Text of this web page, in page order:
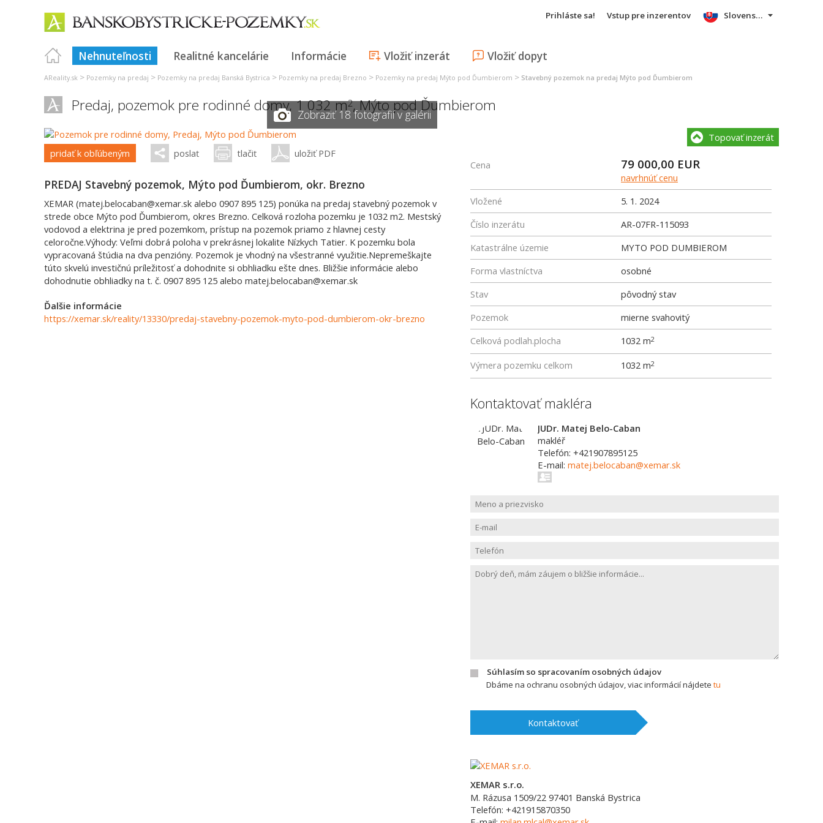
Prihláste sa! Vstup pre inzerentov
Nehnuteľnosti Realitné kancelárie Informácie Vložiť inzerát Vložiť dopyt
Slovensky
AReality.sk > Pozemky na predaj > Pozemky na predaj Banská Bystrica > Pozemky na predaj Brezno > Pozemky na predaj Mýto pod Ďumbierom > Stavebný pozemok na predaj Mýto pod Ďumbierom
Predaj, pozemok pre rodinné domy, 1 032 m2,Mýto pod Ďumbierom
Zobraziť 18 fotografií v galérii
pridať k obľúbeným poslať tlačiť uložiť PDF
PREDAJ Stavebný pozemok, Mýto pod Ďumbierom, okr. Brezno
XEMAR (matej.belocaban@xemar.sk alebo 0907 895 125) ponúka na predaj stavebný pozemok v
strede obce Mýto pod Ďumbierom, okres Brezno. Celková rozloha pozemku je 1032 m2. Mestský
vodovod a elektrina je pred pozemkom, prístup na pozemok priamo z hlavnej cesty
celoročne.Výhody: Veľmi dobrá poloha v prekrásnej lokalite Nízkych Tatier. K pozemku bola
vypracovaná štúdia na dva penzióny. Pozemok je vhodný na všestranné využitie.Nepremeškajte
túto skvelú investičnú príležitosť a dohodnite si obhliadku ešte dnes. Bližšie informácie alebo
dohodnutie obhliadky na t. č. 0907 895 125 alebo matej.belocaban@xemar.sk
Ďalšie informácie
https://xemar.sk/reality/13330/predaj-stavebny-pozemok-myto-pod-dumbierom-okr-brezno
Topovať inzerát
Cena 79 000,00 EUR
navrhnúť cenu
Vložené
5. 1. 2024
Číslo inzerátu
AR-07FR-115093
Katastrálne územie
MYTO POD DUMBIEROM
Forma vlastníctva
osobné
Stav
pôvodný stav
Pozemok
mierne svahovitý
Celková podlah.plocha
1032 m2
Výmera pozemku celkom 1032 m2
Kontaktovať makléra
JUDr. Matej Belo-Caban
makléř
Telefón: +421907895125
E-mail: matej.belocaban@xemar.sk
Súhlasím so spracovaním osobných údajov
Dbáme na ochranu osobných údajov, viac informácií nájdete tu
Kontaktovať
XEMAR s.r.o.
M. Rázusa 1509/22 97401 Banská Bystrica
Telefón: +421915870350